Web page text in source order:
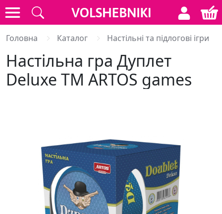
Головна Каталог Настільні та підлогові ігри
Настільна гра Дуплет
Deluxe ТМ ARTOS games